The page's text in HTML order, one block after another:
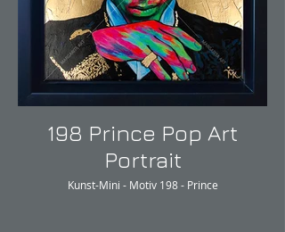
198 Prince Pop Art
Portrait
Kunst-Mini - Motiv 198 - Prince